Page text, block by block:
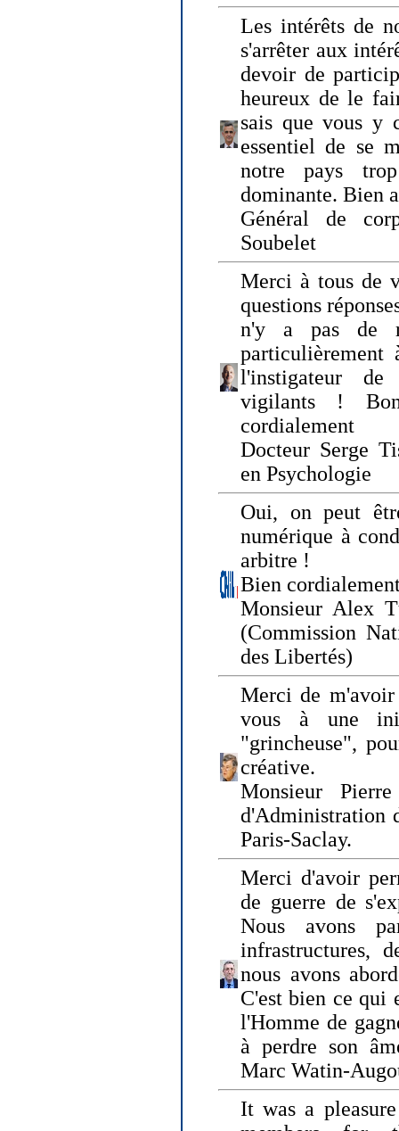
Les intérêts de
s'arrêter aux
devoir de
heureux de le
sais que vous y
essentiel de se
notre pays
dominante. Bien
Général de
Soubelet
Merci à tous de
questions
n'y a pas de
l'instigateur de
vigilants !
cordialement
Docteur Serge
en Psychologie
Oui, on peut
numérique à
arbitre !
Bien
Monsieur Alex
(Commission
des Libertés)
Merci de
vous à une
"grincheuse",
créative.
Monsieur
d'Administration
Paris-Saclay.
Merci d'avoir
de guerre de
Nous avons
infrastructures,
nous avons
C'est bien ce qui
l'Homme de
à perdre son
Marc Watin-
It was a